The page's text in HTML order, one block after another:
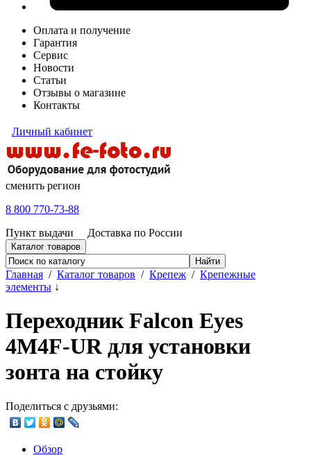
Оплата и получение
Гарантия
Сервис
Новости
Статьи
Отзывы о магазине
Контакты
Личный кабинет
сменить регион
8 800 770-73-88
Пункт выдачи
Доставка по России
Каталог товаров
Главная / Каталог товаров / Крепеж / Крепежные
элементы ↓
Переходник Falcon Eyes
4M4F-UR для установки
зонта на стойку
Поделиться с друзьями:
Обзор